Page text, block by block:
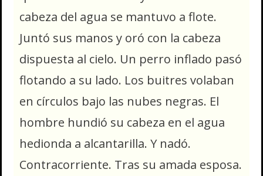
cabeza del agua se mantuvo a flote.
Juntó sus manos y oró con la cabeza
dispuesta al cielo. Un perro inflado pasó
flotando a su lado. Los buitres volaban
en círculos bajo las nubes negras. El
hombre hundió su cabeza en el agua
hedionda a alcantarilla. Y nadó.
Contracorriente. Tras su amada esposa.